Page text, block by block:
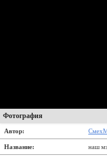
Фотография
Автор:
Название: наш